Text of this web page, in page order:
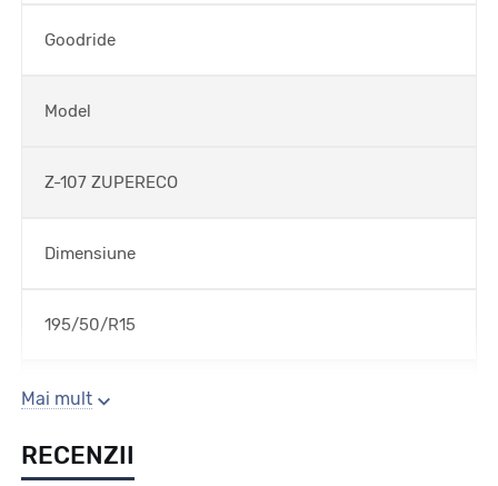
Goodride
Model
Z-107 ZUPERECO
Dimensiune
195/50/R15
Sezon
Vara
Mai mult
RECENZII